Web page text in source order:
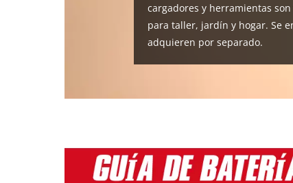
cargadores y herramientas
para taller, jardín y hogar. Se
adquieren por separado.